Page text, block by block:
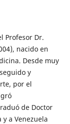
Profesor Dr.
nacido en
Desde muy
y
por el
de Doctor
a Venezuela